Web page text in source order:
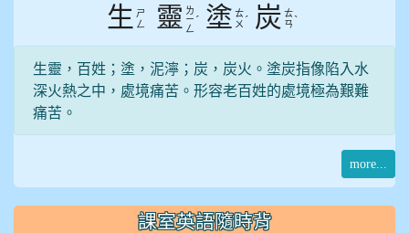
生 ㄕ
ㄥ
靈 ㄌ
ㄧ
ㄥ
ˊ 塗 ㄊ
ㄨ ˊ 炭 ㄊ
ㄢ ˋ
生靈，百姓；塗，泥濘；炭，炭火。塗炭指像陷入水
深火熱之中，處境痛苦。形容老百姓的處境極為艱難
痛苦。
more...
課室英語隨時背